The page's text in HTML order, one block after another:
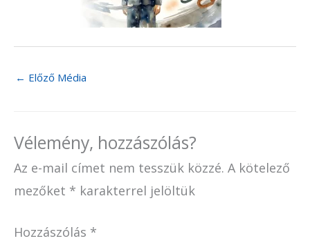
← Előző Média
Vélemény, hozzászólás?
Az e-mail címet nem tesszük közzé. A kötelező
mezőket * karakterrel jelöltük
Hozzászólás *